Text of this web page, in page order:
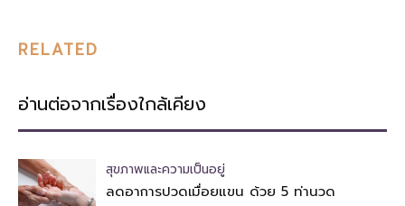
RELATED
อ่านต่อจากเรื่องใกล้เคียง
สุขภาพและความเป็นอยู่
ลดอาการปวดเมื่อยแขน ด้วย 5 ท่านวด